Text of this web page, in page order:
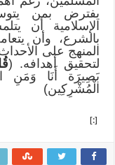
يفترض بمن
الإسلامية أن
بالشرع، وأن
المنهج على
لتحقيق أهدافه. (
بَصِيرَة أَنَا وَمَنِ
الْمُشْرِكِين)
[:]